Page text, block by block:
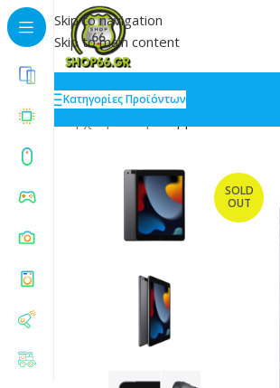
Skip to navigation
Skip to main content
Κατηγορίες Προϊόντων
SOLD
OUT